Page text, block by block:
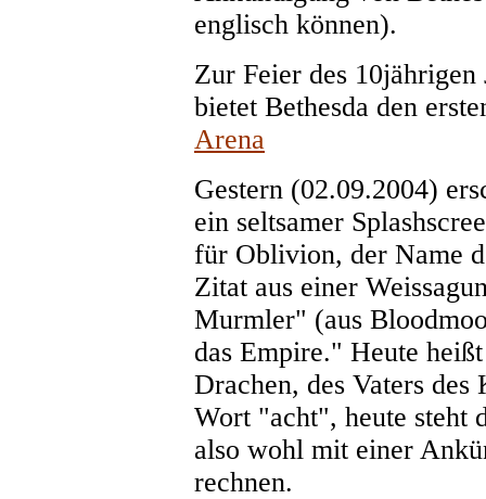
englisch können).
Zur Feier des
bietet Bethesda den
Arena
Gestern (02.09.2004)
ein seltsamer
für Oblivion, der Name
Zitat aus einer
Murmler" (aus
das Empire." Heute
Drachen, des Vaters des
Wort "acht", heute steht
also wohl mit einer
rechnen.